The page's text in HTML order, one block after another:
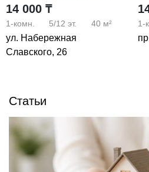
14 000 ₸
1-комн. 5/12 эт. 40 м²
ул. Набережная
Славского, 26
1-
Статьи